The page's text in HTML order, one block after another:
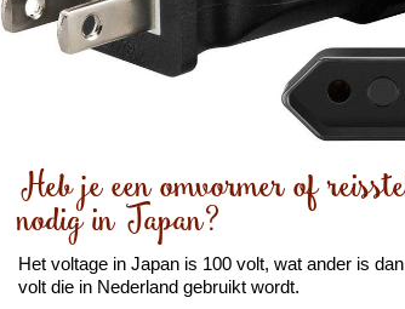
Heb je een omvormer of
nodig in Japan?
Het voltage in Japan is 100 volt, wat ander is
volt die in Nederland gebruikt wordt.